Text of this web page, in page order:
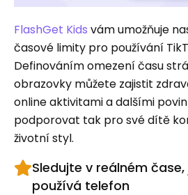
FlashGet Kids vám umožňuje
časové limity pro používání
Definováním omezení času
obrazovky můžete zajistit
online aktivitami a dalšími
podporovat tak pro své dítě
životní styl.
Sledujte v reálném
používá telefon